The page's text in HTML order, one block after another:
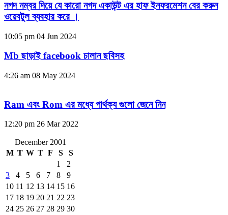
নগদ নম্বর দিয়ে যে কারো নগদ একাউন্ট এর হাফ ইনফরমেশন বের করুন
ওয়েবটুল ব্যবহার করে ।
10:05 pm 04 Jun 2024
Mb ছাড়াই facebook চালান ছবিসহ
4:26 am 08 May 2024
Ram এবং Rom এর মধ্যে পার্থক্য গুলো জেনে নিন
12:20 pm 26 Mar 2022
December 2001
M T W T F S
S
1
2
3
4 5 6 7 8
9
10 11 12 13 14 15 16
17 18 19 20 21 22 23
24 25 26 27 28 29 30